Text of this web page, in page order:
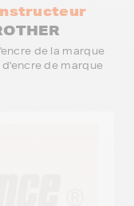
de la marque
de marque